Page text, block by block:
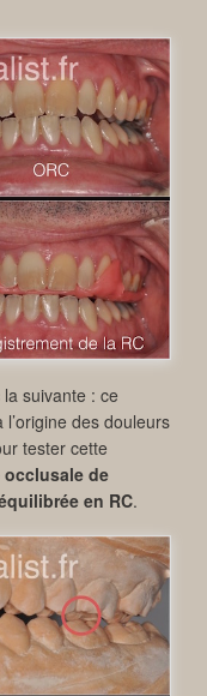
suivante : ce
des douleurs
tester cette
de
en RC.